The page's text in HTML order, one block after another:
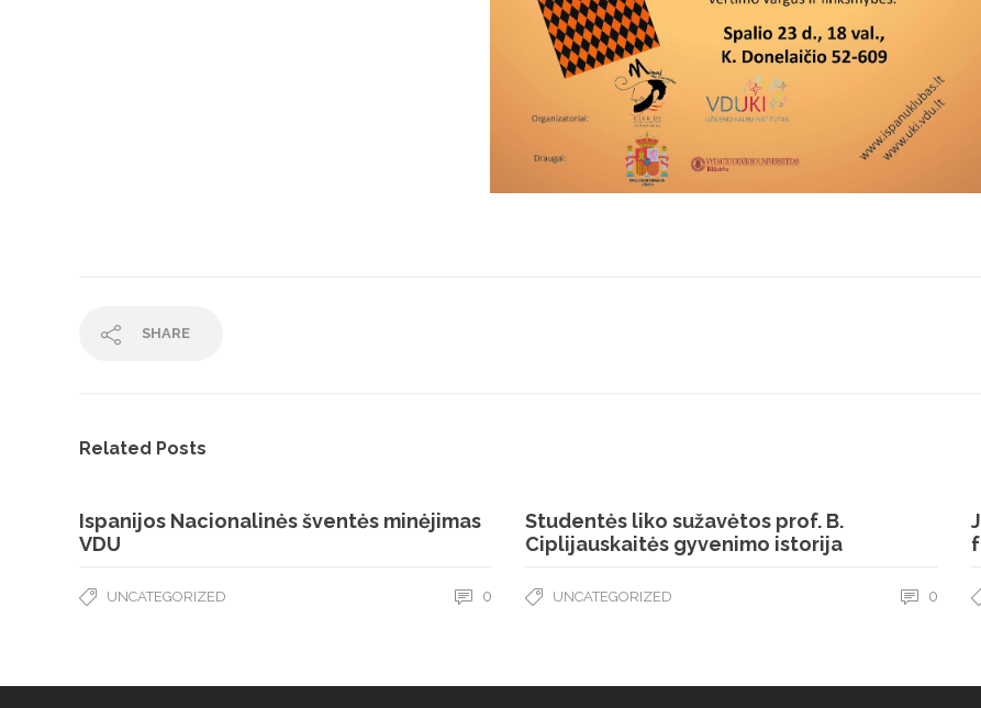
SHARE
Related Posts
Ispanijos Nacionalinės šventės minėjimas
VDU
UNCATEGORIZED 0
Studentės liko sužavėtos prof. B.
Ciplijauskaitės gyvenimo istorija
UNCATEGORIZED 0